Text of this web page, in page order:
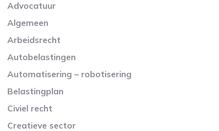
Advocatuur
Algemeen
Arbeidsrecht
Autobelastingen
Automatisering – robotisering
Belastingplan
Civiel recht
Creatieve sector